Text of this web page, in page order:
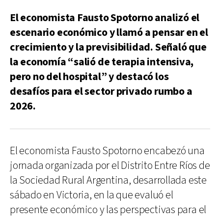
El economista Fausto Spotorno analizó el
escenario económico y llamó a pensar en el
crecimiento y la previsibilidad. Señaló que
la economía “salió de terapia intensiva,
pero no del hospital” y destacó los
desafíos para el sector privado rumbo a
2026.
El economista Fausto Spotorno encabezó una
jornada organizada por el Distrito Entre Ríos de
la Sociedad Rural Argentina, desarrollada este
sábado en Victoria, en la que evaluó el
presente económico y las perspectivas para el